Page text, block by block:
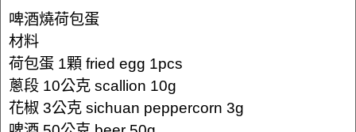
啤酒燒荷包蛋
材料
荷包蛋 1顆 fried egg 1pcs
蔥段 10公克 scallion 10g
花椒 3公克 sichuan peppercorn 3g